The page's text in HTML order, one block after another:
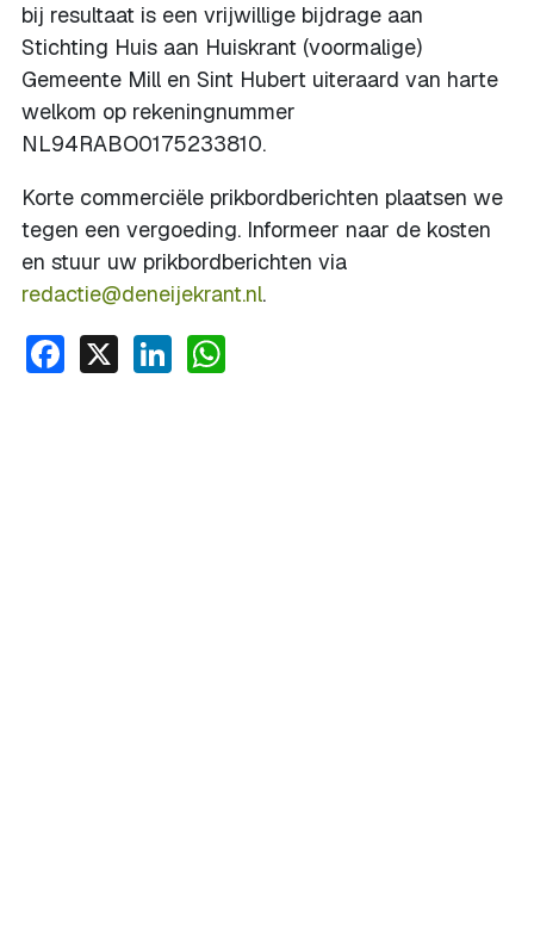
bij resultaat is een vrijwillige bijdrage aan
Stichting Huis aan Huiskrant (voormalige)
Gemeente Mill en Sint Hubert uiteraard van harte
welkom op rekeningnummer
NL94RABO0175233810.
Korte commerciële prikbordberichten plaatsen we
tegen een vergoeding. Informeer naar de kosten
en stuur uw prikbordberichten via
redactie@deneijekrant.nl.
Facebook
X LinkedIn